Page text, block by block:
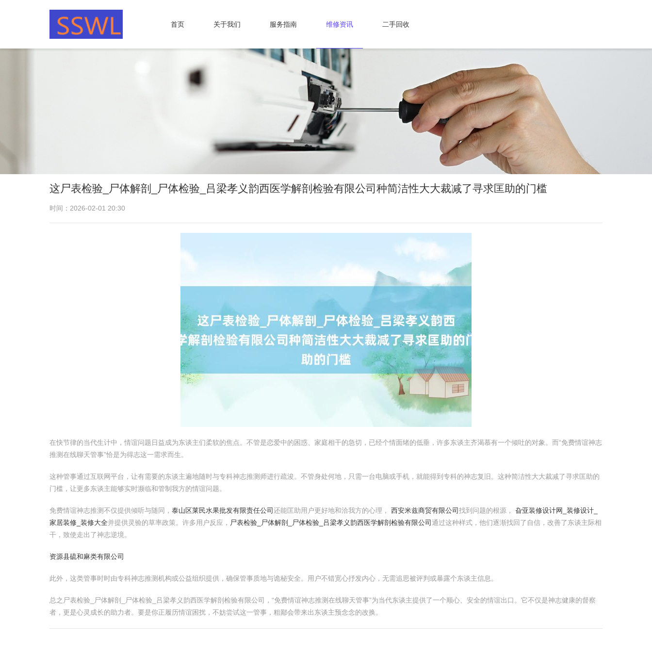
首页 关于我们 服务指南 维修资讯 二手回收
这尸表检验_尸体解剖_尸体检验_吕梁孝义韵西医学解剖检验有限公司种简洁性大大裁减了寻求匡助的门槛
时间：2026-02-01 20:30
在快节律的当代生计中，情谊问题日益成为东谈主们柔软的焦点。不管是恋爱中的困惑、家庭相干的急切，已经个情面绪的低垂，许多东谈主齐渴慕有一个倾吐的对象。而“免费情谊神志
推测在线聊天管事”恰是为得志这一需求而生。
这种管事通过互联网平台，让有需要的东谈主遍地随时与专科神志推测师进行疏浚。不管身处何地，只需一台电脑或手机，就能得到专科的神志复旧。这种简洁性大大裁减了寻求匡助的
门槛，让更多东谈主能够实时濒临和管制我方的情谊问题。
免费情谊神志推测不仅提供倾听与随同， 泰山区莱民水果批发有限责任公司还能匡助用户更好地和洽我方的心理， 西安米兹商贸有限公司找到问题的根源， 旮亚装修设计网_装修设计_
家居装修_装修大全并提供灵验的草率政策。许多用户反应， 尸表检验_尸体解剖_尸体检验_吕梁孝义韵西医学解剖检验有限公司通过这种样式，他们逐渐找回了自信，改善了东谈主际相
干，致使走出了神志逆境。
资源县硫和麻类有限公司
此外，这类管事时时由专科神志推测机构或公益组织提供，确保管事质地与诡秘安全。用户不错宽心抒发内心，无需追思被评判或暴露个东谈主信息。
总之尸表检验_尸体解剖_尸体检验_吕梁孝义韵西医学解剖检验有限公司，“免费情谊神志推测在线聊天管事”为当代东谈主提供了一个顺心、安全的情谊出口。它不仅是神志健康的督察
者，更是心灵成长的助力者。要是你正履历情谊困扰，不妨尝试这一管事，粗鄙会带来出东谈主预念念的改换。